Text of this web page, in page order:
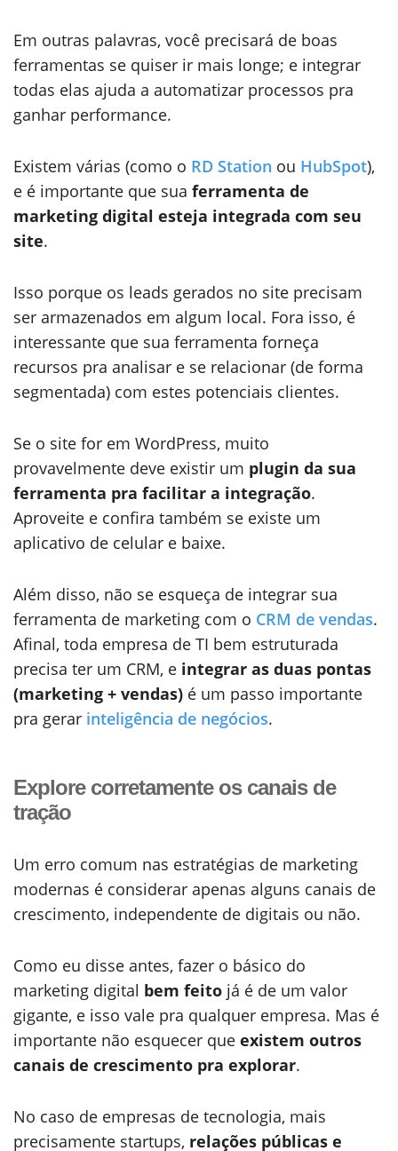
Em outras palavras, você precisará de boas
ferramentas se quiser ir mais longe; e integrar
todas elas ajuda a automatizar processos pra
ganhar performance.
Existem várias (como o RD Station ou HubSpot),
e é importante que sua ferramenta de
marketing digital esteja integrada com seu
site.
Isso porque os leads gerados no site precisam
ser armazenados em algum local. Fora isso, é
interessante que sua ferramenta forneça
recursos pra analisar e se relacionar (de forma
segmentada) com estes potenciais clientes.
Se o site for em WordPress, muito
provavelmente deve existir um plugin da sua
ferramenta pra facilitar a integração.
Aproveite e confira também se existe um
aplicativo de celular e baixe.
Além disso, não se esqueça de integrar sua
ferramenta de marketing com o CRM de vendas.
Afinal, toda empresa de TI bem estruturada
precisa ter um CRM, e integrar as duas pontas
(marketing + vendas) é um passo importante
pra gerar inteligência de negócios.
Explore corretamente os canais de
tração
Um erro comum nas estratégias de marketing
modernas é considerar apenas alguns canais de
crescimento, independente de digitais ou não.
Como eu disse antes, fazer o básico do
marketing digital bem feito já é de um valor
gigante, e isso vale pra qualquer empresa. Mas é
importante não esquecer que existem outros
canais de crescimento pra explorar.
No caso de empresas de tecnologia, mais
precisamente startups, relações públicas e